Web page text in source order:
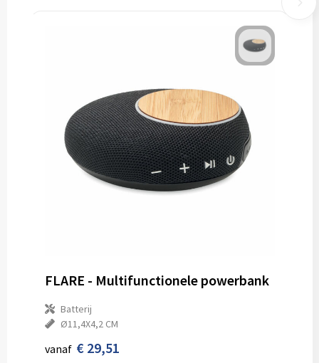
FLARE - Multifunctionele powerbank
Batterij
Ø11,4X4,2 CM
vanaf € 29,51